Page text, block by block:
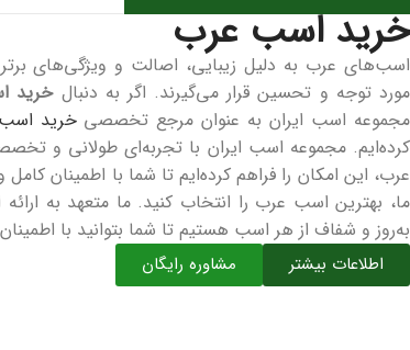
خرید اسب عرب
اسب‌های عرب به دلیل زیبایی، اصالت و ویژگی‌های
مورد توجه و تحسین قرار می‌گیرند. اگر به دنبالخرید
مجموعه اسب ایران به عنوان مرجع تخصصیخرید
کرده‌ایم. مجموعه اسب ایران با تجربه‌ای طولانی و
عرب، این امکان را فراهم کرده‌ایم تا شما با اطمینان
ما، بهترین اسب عرب را انتخاب کنید. ما متعهد به
به‌روز و شفاف از هر اسب هستیم تا شما بتوانید با
اطلاعات بیشتر مشاوره رایگان